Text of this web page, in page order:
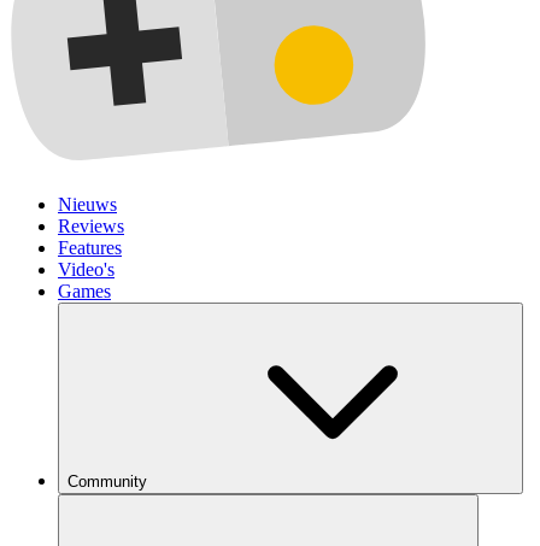
Nieuws
Reviews
Features
Video's
Games
Community